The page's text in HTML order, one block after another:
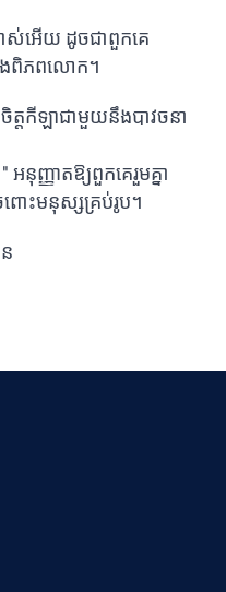
ស់​អើយ ដូច​ជា​ពួកគេ​
ង​ពិភពលោក។
ត​កីឡា​ជា​មួយ​នឹង​បាវចនា​
នុញ្ញាតឱ្យពួកគេរួមគ្នា
ោះមនុស្សគ្រប់រូប។